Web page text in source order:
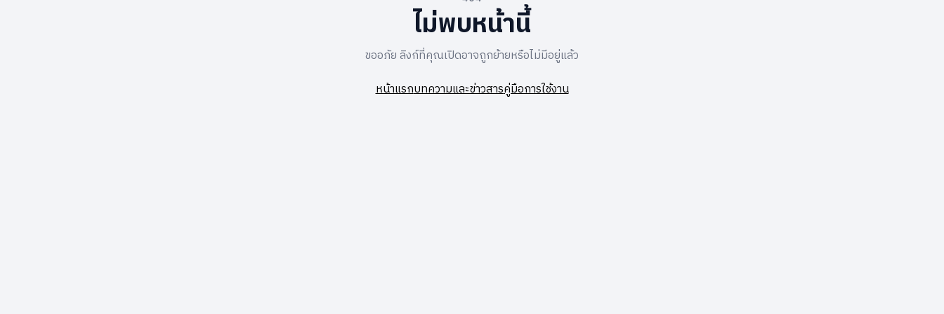
ไม่พบหน้านี้
ขออภัย ลิงก์ที่คุณเปิดอาจถูกย้ายหรือไม่มีอยู่แล้ว
หน้าแรกบทความและข่าวสารคู่มือการใช้งาน